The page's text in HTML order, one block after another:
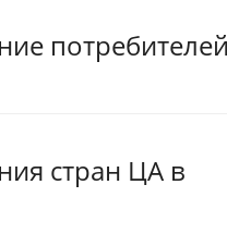
потребителей
стран ЦА в